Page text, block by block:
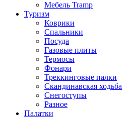
Мебель Tramp
Туризм
Коврики
Спальники
Посуда
Газовые плиты
Термосы
Фонари
Треккинговые палки
Скандинавская ходьба
Снегоступы
Разное
Палатки